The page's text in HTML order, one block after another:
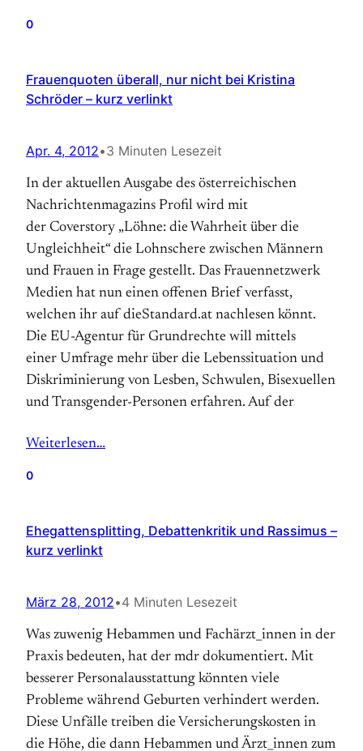
0
Frauenquoten überall, nur nicht bei Kristina
Schröder – kurz verlinkt
Apr. 4, 2012•3 Minuten Lesezeit
In der aktuellen Ausgabe des österreichischen
Nachrichtenmagazins Profil wird mit
der Coverstory „Löhne: die Wahrheit über die
Ungleichheit“ die Lohnschere zwischen Männern
und Frauen in Frage gestellt. Das Frauennetzwerk
Medien hat nun einen offenen Brief verfasst,
welchen ihr auf dieStandard.at nachlesen könnt.
Die EU-Agentur für Grundrechte will mittels
einer Umfrage mehr über die Lebenssituation und
Diskriminierung von Lesben, Schwulen, Bisexuellen
und Transgender-Personen erfahren. Auf der
Weiterlesen…
0
Ehegattensplitting, Debattenkritik und Rassimus –
kurz verlinkt
März 28, 2012•4 Minuten Lesezeit
Was zuwenig Hebammen und Fachärzt_innen in der
Praxis bedeuten, hat der mdr dokumentiert. Mit
besserer Personalausstattung könnten viele
Probleme während Geburten verhindert werden.
Diese Unfälle treiben die Versicherungskosten in
die Höhe, die dann Hebammen und Ärzt_innen zum